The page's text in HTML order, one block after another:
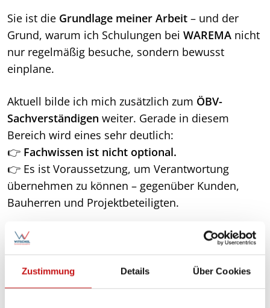
Zustimmung Details Über Cookies
Sie ist die Grundlage meiner Arbeit – und der
Grund, warum ich Schulungen bei WAREMA nicht
nur regelmäßig besuche, sondern bewusst
einplane.
Aktuell bilde ich mich zusätzlich zum ÖBV-
Sachverständigen weiter. Gerade in diesem
Bereich wird eines sehr deutlich:
👉 Fachwissen ist nicht optional.
👉 Es ist Voraussetzung, um Verantwortung
übernehmen zu können – gegenüber Kunden,
Bauherren und Projektbeteiligten.
Die Schulungen der
Academypassen genau zu diesem Anspruch. Sie
vermitteln nicht nur Produktwissen, sondern
helfen mir, Zusammenhänge zu verstehen: